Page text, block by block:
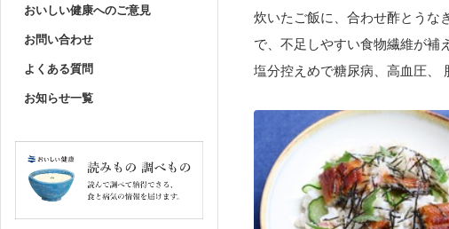
おいしい健康へのご意見
お問い合わせ
よくある質問
お知らせ一覧
炊いたご飯に、合わせ酢とうな
で、不足しやすい食物繊維が補
塩分控えめで糖尿病、高血圧、